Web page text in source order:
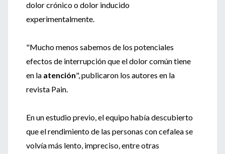
dolor crónico o dolor inducido
experimentalmente.
"Mucho menos sabemos de los potenciales
efectos de interrupción que el dolor común tiene
en la atención", publicaron los autores en la
revista Pain.
En un estudio previo, el equipo había descubierto
que el rendimiento de las personas con cefalea se
volvía más lento, impreciso, entre otras